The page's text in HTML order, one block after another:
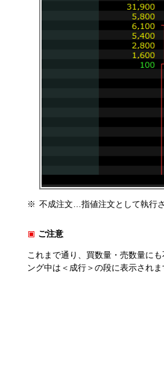
不成注文…指値注文として執行
ご注意
これまで通り、買数量・売数量に
ング中は＜成行＞の段に表示されま